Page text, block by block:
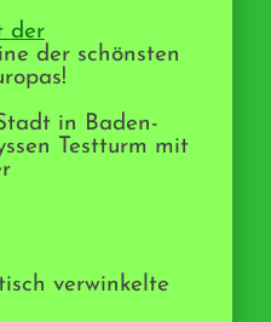
der
der schönsten
!
in Baden-
Testturm mit
verwinkelte